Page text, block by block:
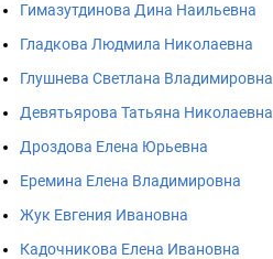
Гимазутдинова Дина Наильевна
Гладкова Людмила Николаевна
Глушнева Светлана Владимировна
Девятьярова Татьяна Николаевна
Дроздова Елена Юрьевна
Еремина Елена Владимировна
Жук Евгения Ивановна
Кадочникова Елена Ивановна